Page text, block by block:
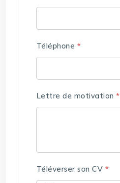
Téléphone *
Lettre de motivation*
Téléverser son CV *